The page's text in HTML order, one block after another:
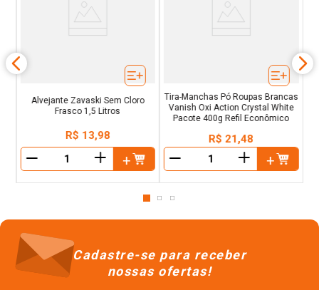
Alvejante Zavaski Sem Cloro
Frasco 1,5 Litros
R$ 13,98
＋
Tira-Manchas Pó Roupas Brancas
Vanish Oxi Action Crystal White
Pacote 400g Refil Econômico
R$ 21,48
＋
Cadastre-se para receber
nossas ofertas!